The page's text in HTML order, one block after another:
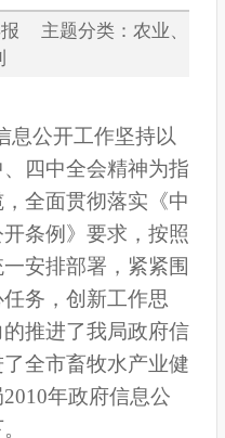
主题分类：农业、
利
息公开工作坚持以
四中全会精神为指
全面贯彻落实《中
条例》要求，按照
安排部署，紧紧围
务，创新工作思
推进了我局政府信
全市畜牧水产业健
年政府信息公